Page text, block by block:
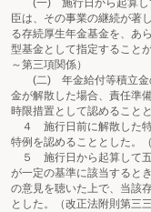
(一) 施行日から起算して
臣は、その事業の継続が著
る存続厚生年金基金を、あ
型基金として指定すること
～第三項関係）
(二) 年金給付等積立金の
金が解散した場合、責任準
時限措置として認めること
４ 施行日前に解散した特
特例を認めることとした。
５ 施行日から起算して五
が一定の基準に該当すると
の意見を聴いた上で、当該
とした。（改正法附則第三